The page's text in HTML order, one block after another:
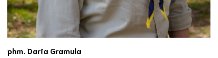
phm. Daria Gramula